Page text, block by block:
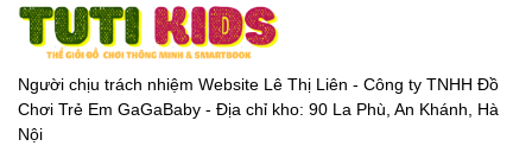
Người chịu trách nhiệm Website Lê Thị Liên - Công ty TNHH Đồ
Chơi Trẻ Em GaGaBaby - Địa chỉ kho: 90 La Phù, An Khánh, Hà
Nội